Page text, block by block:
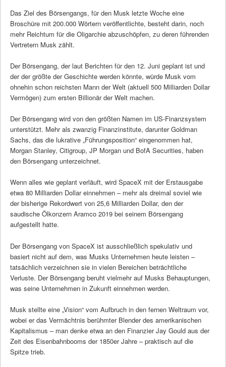
Das Ziel des Börsengangs, für den Musk letzte Woche eine
Broschüre mit 200.000 Wörtern veröffentlichte, besteht darin, noch
mehr Reichtum für die Oligarchie abzuschöpfen, zu deren führenden
Vertretern Musk zählt.
Der Börsengang, der laut Berichten für den 12. Juni geplant ist und
der der größte der Geschichte werden könnte, würde Musk vom
ohnehin schon reichsten Mann der Welt (aktuell 500 Milliarden Dollar
Vermögen) zum ersten Billionär der Welt machen.
Der Börsengang wird von den größten Namen im US-Finanzsystem
unterstützt. Mehr als zwanzig Finanzinstitute, darunter Goldman
Sachs, das die lukrative „Führungsposition“ eingenommen hat,
Morgan Stanley, Citigroup, JP Morgan und BofA Securities, haben
den Börsengang unterzeichnet.
Wenn alles wie geplant verläuft, wird SpaceX mit der Erstausgabe
etwa 80 Milliarden Dollar einnehmen – mehr als dreimal soviel wie
der bisherige Rekordwert von 25,6 Milliarden Dollar, den der
saudische Ölkonzern Aramco 2019 bei seinem Börsengang
aufgestellt hatte.
Der Börsengang von SpaceX ist ausschließlich spekulativ und
basiert nicht auf dem, was Musks Unternehmen heute leisten –
tatsächlich verzeichnen sie in vielen Bereichen beträchtliche
Verluste. Der Börsengang beruht vielmehr auf Musks Behauptungen,
was seine Unternehmen in Zukunft einnehmen werden.
Musk stellte eine „Vision“ vom Aufbruch in den fernen Weltraum vor,
wobei er das Vermächtnis berühmter Blender des amerikanischen
Kapitalismus – man denke etwa an den Finanzier Jay Gould aus der
Zeit des Eisenbahnbooms der 1850er Jahre – praktisch auf die
Spitze trieb.